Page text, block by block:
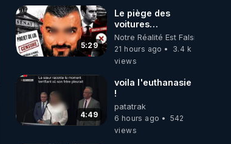
5:29
Le piège des
voitures
électriques se
referme sur les
usagers !
Notre Réalité Est Falsifiée Et
21 hours ago
3.4 k
views
4:49
voila l'euthanasie
!
patatrak
6 hours ago
542
views